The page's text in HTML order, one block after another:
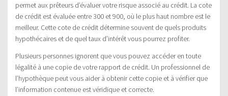
permet aux prêteurs d’évaluer votre risque associé au crédit. La cote
de crédit est évaluée entre 300 et 900, où le plus haut nombre est le
meilleur. Cette cote de crédit détermine souvent de quels produits
hypothécaires et de quel taux d’intérêt vous pourrez profiter.
Plusieurs personnes ignorent que vous pouvez accéder en toute
légalité à une copie de votre rapport de crédit. Un professionnel de
l’hypothèque peut vous aider à obtenir cette copie et à vérifier que
l’information contenue est véridique et correcte.